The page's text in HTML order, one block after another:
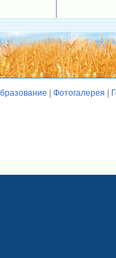
Фотогалерея